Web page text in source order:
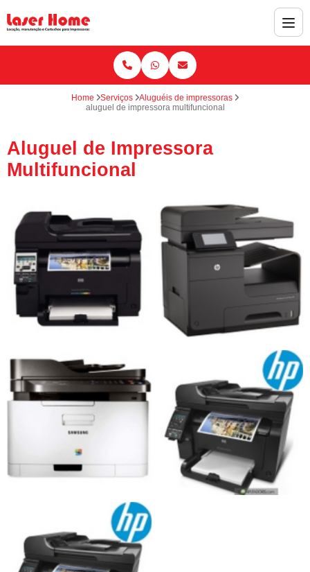
Home Serviços
Aluguéis de impressoras
aluguel de impressora multifuncional
Aluguel de Impressora
Multifuncional